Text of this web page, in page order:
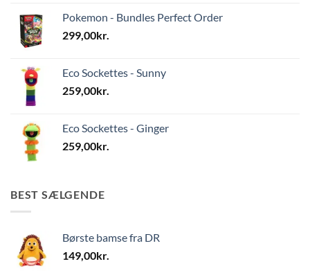
Pokemon - Bundles Perfect Order
299,00kr.
Eco Sockettes - Sunny
259,00kr.
Eco Sockettes - Ginger
259,00kr.
BEST SÆLGENDE
Børste bamse fra DR
149,00kr.